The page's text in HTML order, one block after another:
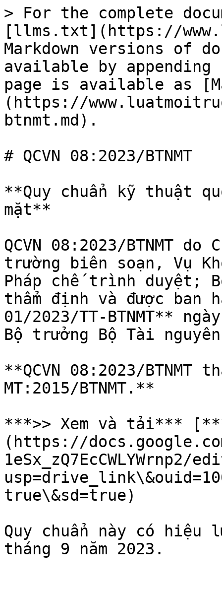
> For the complete
[llms.txt](https://
Markdown versions of
available by
page is available as
(https://
btnmt.md).
# QCVN 08:2023/BTNMT
**Quy chuẩn kỹ thuật
mặt**
QCVN 08:2023/BTNMT
trường biên soạn, Vụ
Pháp chế trình duyệt;
thẩm định và được ban
01/2023/TT-BTNMT**
Bộ trưởng Bộ Tài
**QCVN 08:2023/BTNMT
MT:2015/BTNMT.**
***>> Xem và tải***
(https://
1eSx_zQ7EcCWLYWrnp2/
true\&sd=true)
Quy chuẩn này có